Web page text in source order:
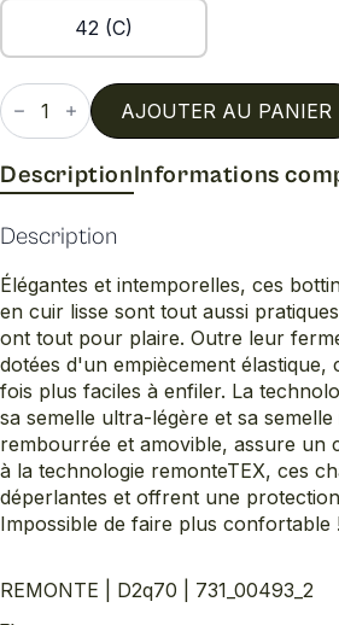
42 (C)
quantité
de
D2q70
AJOUTER AU PANIER
DescriptionInformations
Description
Élégantes et intemporelles, ces
en cuir lisse sont tout aussi
ont tout pour plaire. Outre leur
dotées d'un empiècement élastique,
fois plus faciles à enfiler. La
sa semelle ultra-légère et sa
rembourrée et amovible, assure un
à la technologie remonteTEX, ces
déperlantes et offrent une
Impossible de faire plus confortable
REMONTE | D2q70 | 731_00493_2